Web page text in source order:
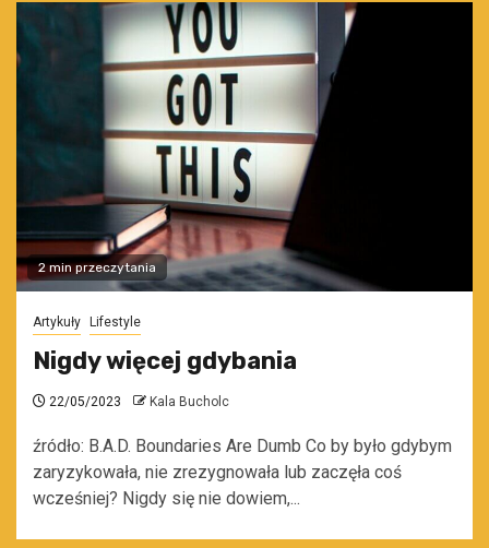
2 min przeczytania
Artykuły Lifestyle
Nigdy więcej gdybania
22/05/2023 Kala Bucholc
źródło: B.A.D. Boundaries Are Dumb Co by było gdybym
zaryzykowała, nie zrezygnowała lub zaczęła coś
wcześniej? Nigdy się nie dowiem,...